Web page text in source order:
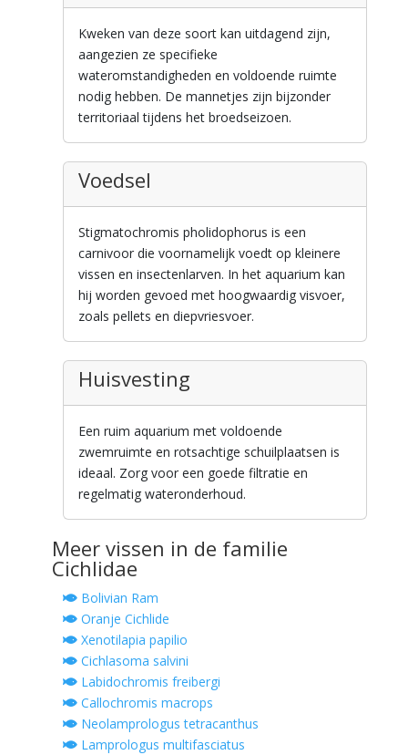
Kweken van deze soort kan uitdagend zijn,
aangezien ze specifieke
wateromstandigheden en voldoende ruimte
nodig hebben. De mannetjes zijn bijzonder
territoriaal tijdens het broedseizoen.
Voedsel
Stigmatochromis pholidophorus is een
carnivoor die voornamelijk voedt op kleinere
vissen en insectenlarven. In het aquarium kan
hij worden gevoed met hoogwaardig visvoer,
zoals pellets en diepvriesvoer.
Huisvesting
Een ruim aquarium met voldoende
zwemruimte en rotsachtige schuilplaatsen is
ideaal. Zorg voor een goede filtratie en
regelmatig wateronderhoud.
Meer vissen in de familie
Cichlidae
Bolivian Ram
Oranje Cichlide
Xenotilapia papilio
Cichlasoma salvini
Labidochromis freibergi
Callochromis macrops
Neolamprologus tetracanthus
Lamprologus multifasciatus